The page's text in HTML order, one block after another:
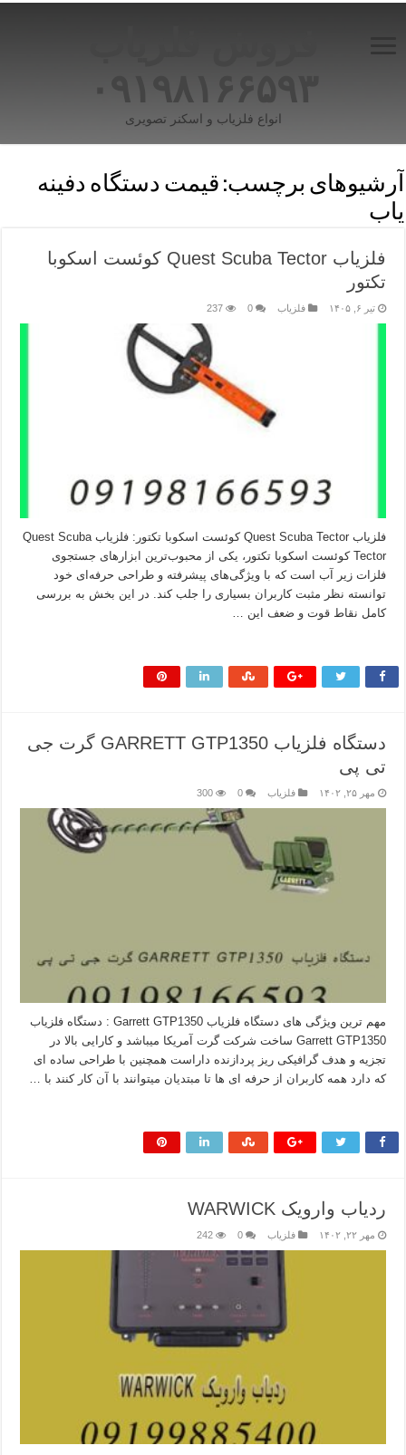
۰۹۱۹۸۱۶۶۵۹۳
انواع فلزیاب و اسکنر تصویری
آرشیوهای برچسب: قیمت دستگاه دفینه
یاب
فلزیاب Quest Scuba Tector کوئست اسکوبا
تکتور
تیر ۶, ۱۴۰۵ فلزیاب 0
237
فلزیاب Quest Scuba Tector کوئست اسکوبا تکتور: فلزیاب Quest Scuba
Tector کوئست اسکوبا تکتور، یکی از محبوب‌ترین ابزارهای جستجوی
فلزات زیر آب است که با ویژگی‌های پیشرفته و طراحی حرفه‌ای خود
توانسته نظر مثبت کاربران بسیاری را جلب کند. در این بخش به بررسی
کامل نقاط قوت و ضعف این …
دستگاه فلزیاب GARRETT GTP1350 گرت جی
تی پی
مهر ۲۵, ۱۴۰۲ فلزیاب 0
300
مهم ترین ویژگی های دستگاه فلزیاب Garrett GTP1350 : دستگاه فلزیاب
Garrett GTP1350 ساخت شرکت گرت آمریکا میباشد و کارایی بالا در
تجزیه و هدف گرافیکی ریز پردازنده داراست همچنین با طراحی ساده ای
که دارد همه کاربران از حرفه ای ها تا مبتدیان میتوانند با آن کار کنند با …
ردیاب وارویک WARWICK
مهر ۲۲, ۱۴۰۲ فلزیاب 0
242